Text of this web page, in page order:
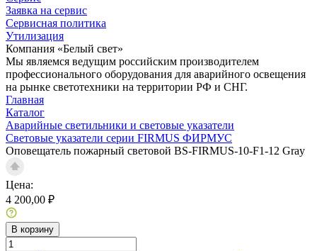
Заявка на сервис
Сервисная политика
Утилизация
Компания «Белый свет»
Мы являемся ведущим российским производителем
профессионального оборудования для аварийного освещения
на рынке светотехники на территории РФ и СНГ.
Главная
Каталог
Аварийные светильники и световые указатели
Световые указатели серии FIRMUS ФИРМУС
Оповещатель пожарный световой BS-FIRMUS-10-F1-12 Gray
Цена:
4 200,00 ₽
В корзину